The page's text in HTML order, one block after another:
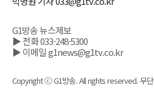
G1방송 뉴스제보
▶ 전화 033-248-5300
▶ 이메일 g1news@g1tv.co.kr
Copyright ⓒ G1방송. All rights reserved. 무단